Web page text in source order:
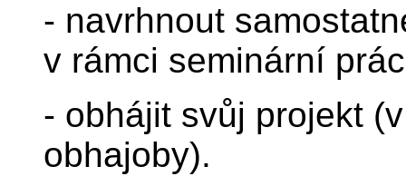
- navrhnout
v rámci seminární
- obhájit svůj projekt
obhajoby).